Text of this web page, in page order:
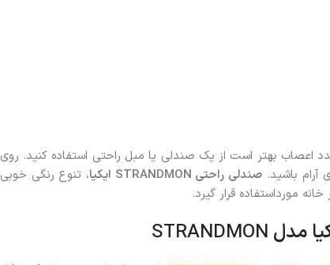
اعصاب بهتر است از یک صندلی یا مبل راحتی استفاده کنید. روی
آرام باشید. صندلی راحتی STRANDMON ایکیا، تنوع رنگی خوبی
مورداستفاده قرار گیرد.
مدل